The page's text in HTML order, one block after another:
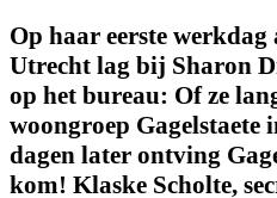
Op haar eerste werkdag
Utrecht lag bij Sharon
op het bureau: Of ze
woongroep Gagelstaete
dagen later ontving
kom! Klaske Scholte,